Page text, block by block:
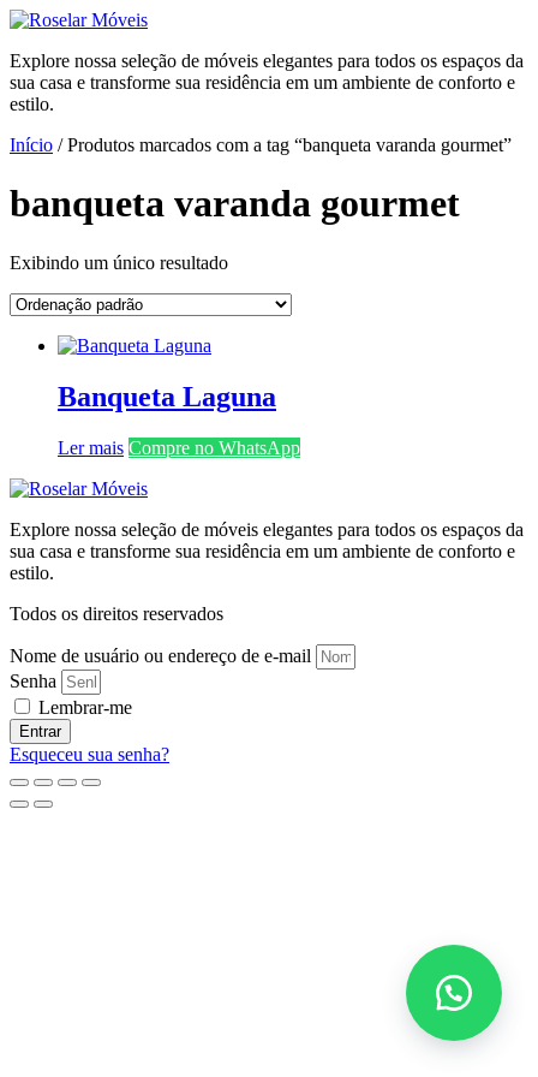
Ir
o
conteúdo
Explore nossa seleção de móveis elegantes para todos os espaços da
sua casa e transforme sua residência em um ambiente de conforto e
estilo.
Início / Produtos marcados com a tag “banqueta varanda gourmet”
banqueta varanda gourmet
Exibindo um único resultado
Banqueta Laguna
Ler mais Compre no WhatsApp
Explore nossa seleção de móveis elegantes para todos os espaços da
sua casa e transforme sua residência em um ambiente de conforto e
estilo.
Todos os direitos reservados
Nome de usuário ou endereço de e-mail
Senha
Lembrar-me
Entrar
Esqueceu sua senha?